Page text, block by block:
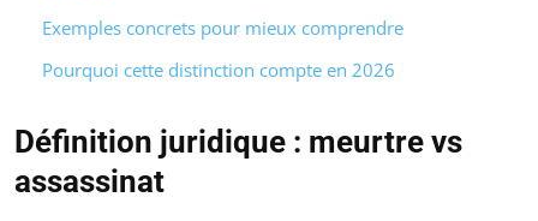
Exemples concrets pour mieux comprendre
Pourquoi cette distinction compte en 2026
Définition juridique : meurtre vs
assassinat